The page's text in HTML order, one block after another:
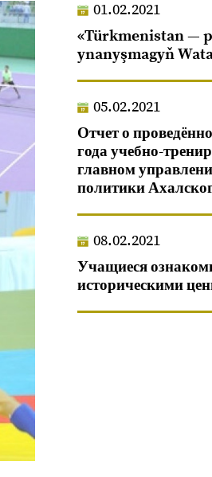
01.02.2021
«Türkmenistan —
ynanyşmagyň
05.02.2021
Отчет о
года учебно-
главном
политики
08.02.2021
Учащиеся
историческими